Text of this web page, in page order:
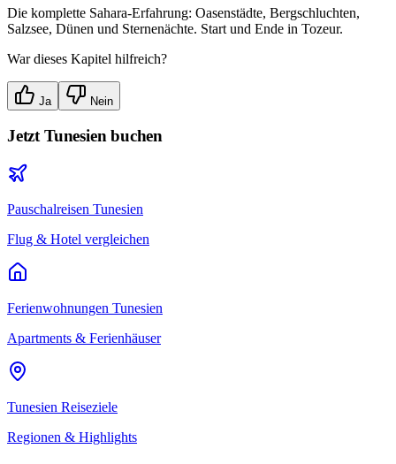
Die komplette Sahara-Erfahrung: Oasenstädte, Bergschluchten,
Salzsee, Dünen und Sternenächte. Start und Ende in Tozeur.
War dieses Kapitel hilfreich?
Ja Nein
JetztTunesienbuchen
Pauschalreisen Tunesien
Flug & Hotel vergleichen
Ferienwohnungen Tunesien
Apartments & Ferienhäuser
Tunesien Reiseziele
Regionen & Highlights